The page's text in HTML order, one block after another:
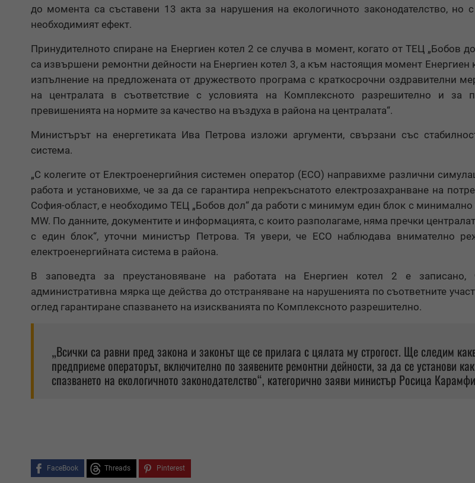
до момента са съставени 13 акта за нарушения на екологичното законодателство, но
необходимият ефект.
Принудителното спиране на Енергиен котел 2 се случва в момент, когато от ТЕЦ „Бобов
са извършени ремонтни дейности на Енергиен котел 3, а към настоящия момент Енергиен
изпълнение на предложената от дружеството програма с краткосрочни оздравителни
на централата в съответствие с условията на Комплексното разрешително и за
превишенията на нормите за качество на въздуха в района на централата“.
Министърът на енергетиката Ива Петрова изложи аргументи, свързани със
система.
„С колегите от Електроенергийния системен оператор (ЕСО) направихме различни
работа и установихме, че за да се гарантира непрекъснатото електрозахранване на
София-област, е необходимо ТЕЦ „Бобов дол“ да работи с минимум един блок с минимално
MW. По данните, документите и информацията, с които разполагаме, няма пречки
с един блок“, уточни министър Петрова. Тя увери, че ЕСО наблюдава внимателно
електроенергийната система в района.
В заповедта за преустановяване на работата на Енергиен котел 2 е записано,
административна мярка ще действа до отстраняване на нарушенията по съответните
оглед гарантиране спазването на изискванията по Комплексното разрешително.
„Всички са равни пред закона и законът ще се прилага с цялата му строгост. Ще следим
предприеме операторът, включително по заявените ремонтни дейности, за да се установи
спазването на екологичното законодателство“, категорично заяви министър Росица
FaceBook Threads Pinterest